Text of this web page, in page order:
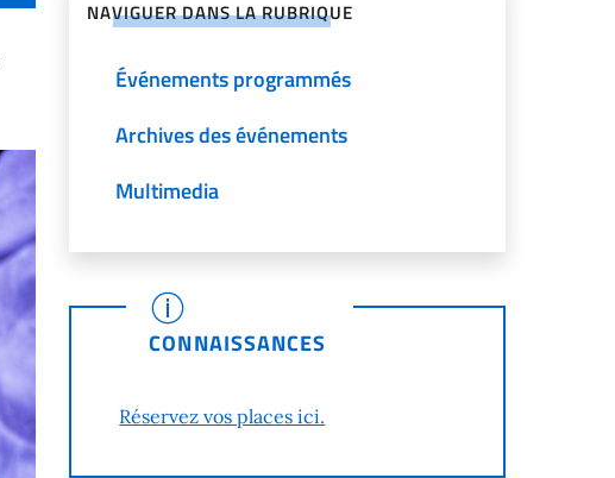
NAVIGUER DANS LA RUBRIQUE
Événements programmés
Archives des événements
Multimedia
CONNAISSANCES
Réservez vos places ici.